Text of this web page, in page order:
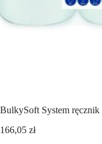
BulkySoft System
166,05 zł